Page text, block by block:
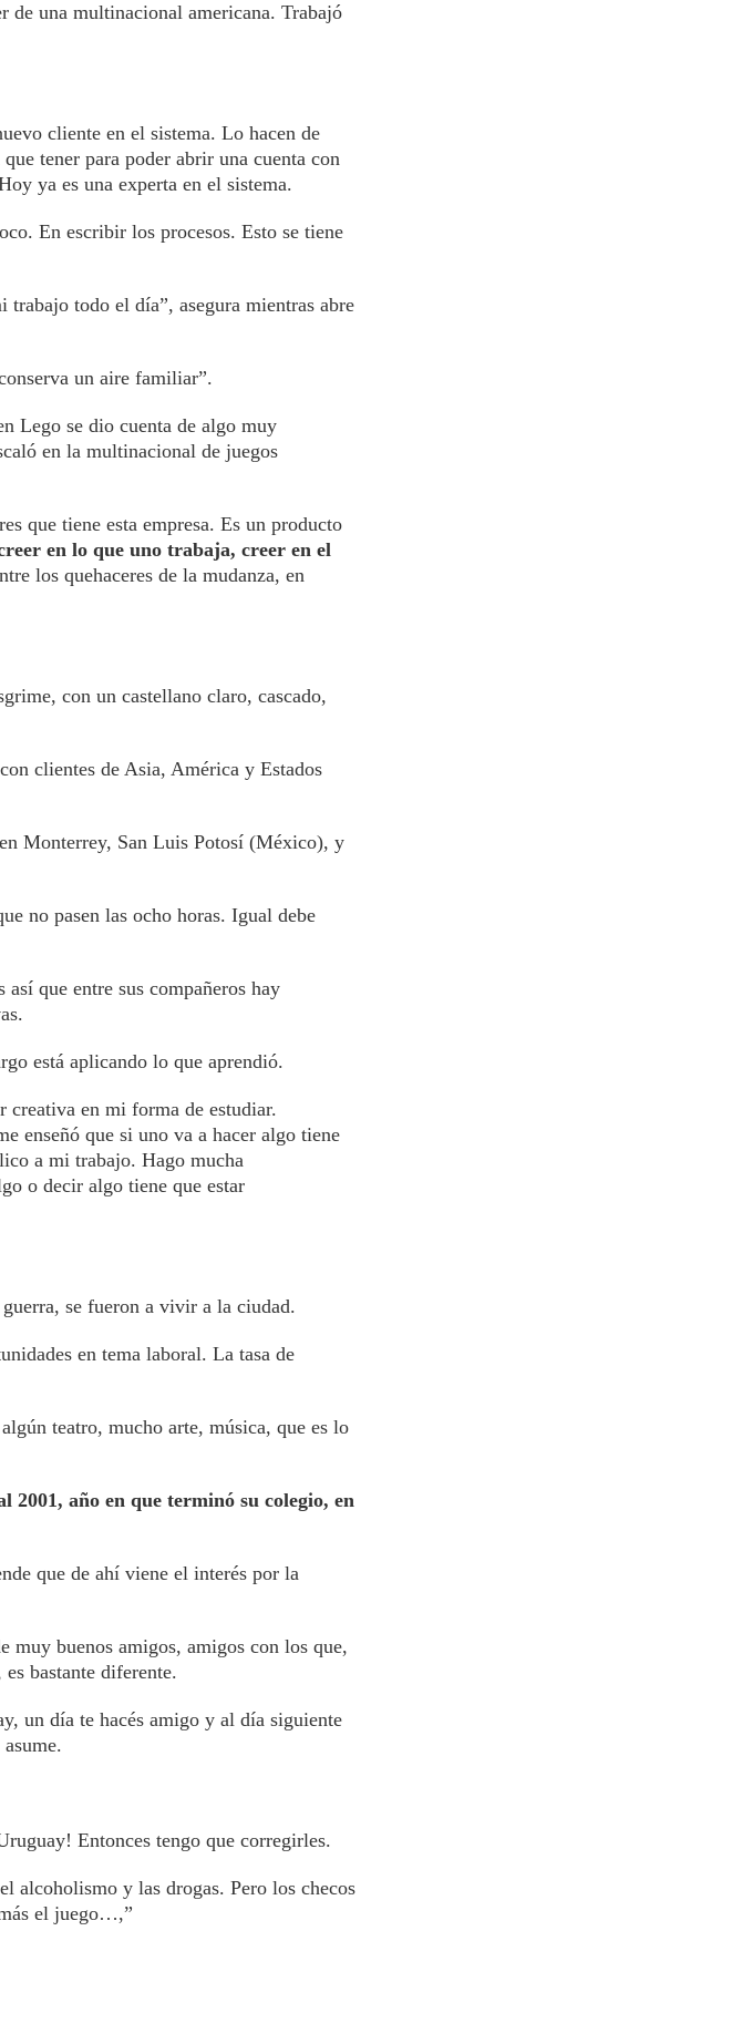
de una multinacional americana. Trabajó
cliente en el sistema. Lo hacen de
tener para poder abrir una cuenta con
ya es una experta en el sistema.
En escribir los procesos. Esto se tiene
todo el día”, asegura mientras abre
un aire familiar”.
Lego se dio cuenta de algo muy
en la multinacional de juegos
que tiene esta empresa. Es un producto
en lo que uno trabaja, creer en el
los quehaceres de la mudanza, en
con un castellano claro, cascado,
clientes de Asia, América y Estados
Monterrey, San Luis Potosí (México), y
no pasen las ocho horas. Igual debe
que entre sus compañeros hay
está aplicando lo que aprendió.
creativa en mi forma de estudiar.
enseñó que si uno va a hacer algo tiene
a mi trabajo. Hago mucha
o decir algo tiene que estar
se fueron a vivir a la ciudad.
en tema laboral. La tasa de
teatro, mucho arte, música, que es lo
2001, año en que terminó su colegio, en
que de ahí viene el interés por la
muy buenos amigos, amigos con los que,
bastante diferente.
un día te hacés amigo y al día siguiente
Entonces tengo que corregirles.
alcoholismo y las drogas. Pero los checos
el juego…,”